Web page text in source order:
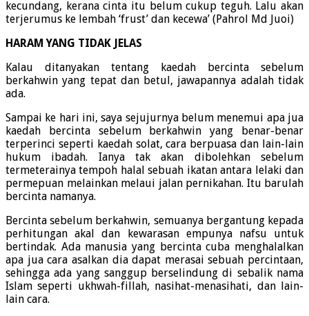
kecundang, kerana cinta itu belum cukup teguh. Lalu akan
terjerumus ke lembah ‘frust’ dan kecewa’ (Pahrol Md Juoi)
HARAM YANG TIDAK JELAS
Kalau ditanyakan tentang kaedah bercinta sebelum
berkahwin yang tepat dan betul, jawapannya adalah tidak
ada.
Sampai ke hari ini, saya sejujurnya belum menemui apa jua
kaedah bercinta sebelum berkahwin yang benar-benar
terperinci seperti kaedah solat, cara berpuasa dan lain-lain
hukum ibadah. Ianya tak akan dibolehkan sebelum
termeterainya tempoh halal sebuah ikatan antara lelaki dan
permepuan melainkan melaui jalan pernikahan. Itu barulah
bercinta namanya.
Bercinta sebelum berkahwin, semuanya bergantung kepada
perhitungan akal dan kewarasan empunya nafsu untuk
bertindak. Ada manusia yang bercinta cuba menghalalkan
apa jua cara asalkan dia dapat merasai sebuah percintaan,
sehingga ada yang sanggup berselindung di sebalik nama
Islam seperti ukhwah-fillah, nasihat-menasihati, dan lain-
lain cara.